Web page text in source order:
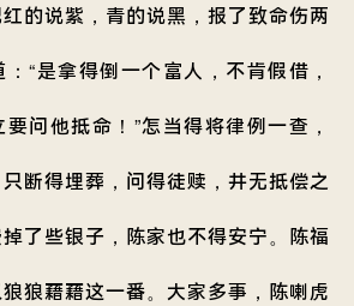
的说紫，青的说黑，报了致命伤两
“是拿得倒一个富人，不肯假借，
问他抵命！”怎当得将律例一查，
断得埋葬，问得徒赎，井无抵偿之
了些银子，陈家也不得安宁。陈福
狼藉藉这一番。大家多事，陈喇虎